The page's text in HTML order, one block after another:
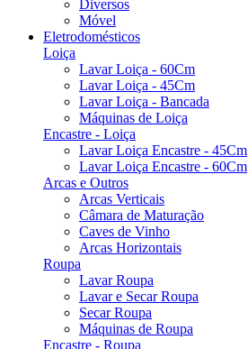
Diversos
Móvel
Eletrodomésticos
Loiça
Lavar Loiça - 60Cm
Lavar Loiça - 45Cm
Lavar Loiça - Bancada
Máquinas de Loiça
Encastre - Loiça
Lavar Loiça Encastre - 45Cm
Lavar Loiça Encastre - 60Cm
Arcas e Outros
Arcas Verticais
Câmara de Maturação
Caves de Vinho
Arcas Horizontais
Roupa
Lavar Roupa
Lavar e Secar Roupa
Secar Roupa
Máquinas de Roupa
Encastre - Roupa